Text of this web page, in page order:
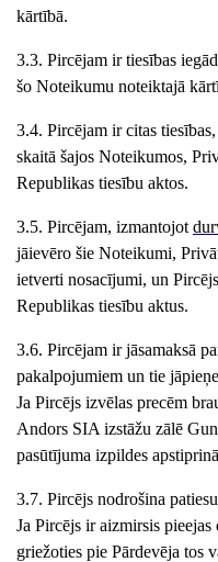
kārtībā.
3.3. Pircējam ir tiesības
šo Noteikumu noteiktajā
3.4. Pircējam ir citas
skaitā šajos Noteikumos,
Republikas tiesību aktos.
3.5. Pircējam, izmantojot
jāievēro šie Noteikumi,
ietverti nosacījumi, un
Republikas tiesību aktus.
3.6. Pircējam ir jāsamaksā
pakalpojumiem un tie
Ja Pircējs izvēlas precēm
Andors SIA izstāžu zālē
pasūtījuma izpildes
3.7. Pircējs nodrošina
Ja Pircējs ir aizmirsis
griežoties pie Pārdevēja tos